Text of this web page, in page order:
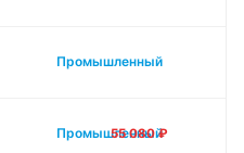
Промышленный
Промышленный
55 080₽